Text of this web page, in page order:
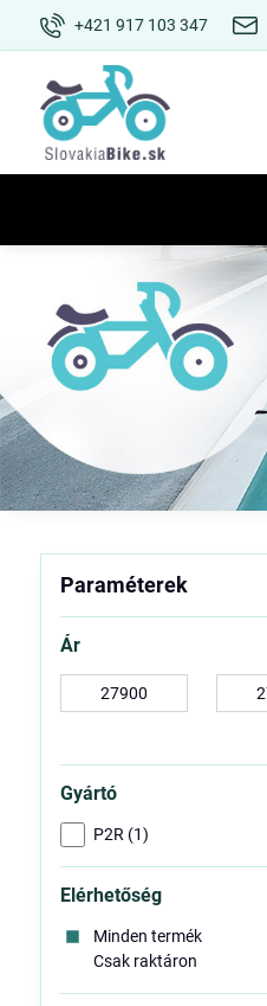
+421 917 103 347
Paraméterek
Ár
tól:
ig:
Gyártó
P2R (1)
Elérhetőség
Minden termék
Csak raktáron